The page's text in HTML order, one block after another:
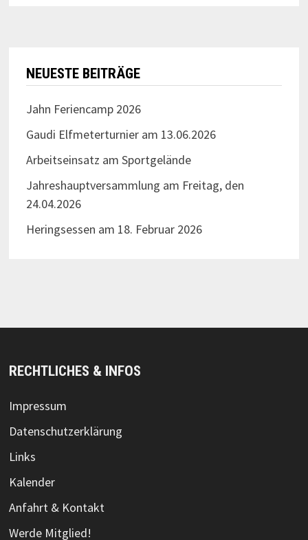
NEUESTE BEITRÄGE
Jahn Feriencamp 2026
Gaudi Elfmeterturnier am 13.06.2026
Arbeitseinsatz am Sportgelände
Jahreshauptversammlung am Freitag, den
24.04.2026
Heringsessen am 18. Februar 2026
RECHTLICHES & INFOS
Impressum
Datenschutzerklärung
Links
Kalender
Anfahrt & Kontakt
Werde Mitglied!